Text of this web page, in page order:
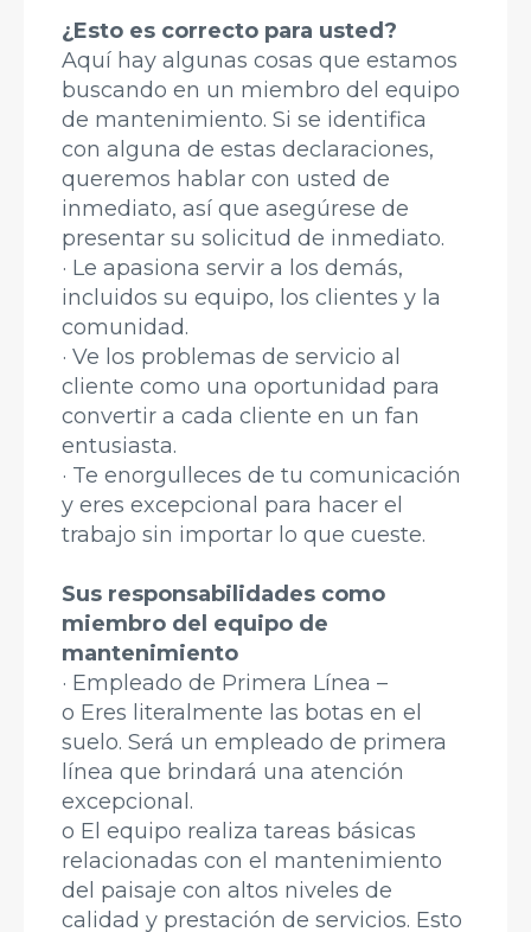
¿Esto es correcto para usted?
Aquí hay algunas cosas que estamos
buscando en un miembro del equipo
de mantenimiento. Si se identifica
con alguna de estas declaraciones,
queremos hablar con usted de
inmediato, así que asegúrese de
presentar su solicitud de inmediato.
· Le apasiona servir a los demás,
incluidos su equipo, los clientes y la
comunidad.
· Ve los problemas de servicio al
cliente como una oportunidad para
convertir a cada cliente en un fan
entusiasta.
· Te enorgulleces de tu comunicación
y eres excepcional para hacer el
trabajo sin importar lo que cueste.
Sus responsabilidades como
miembro del equipo de
mantenimiento
· Empleado de Primera Línea –
o Eres literalmente las botas en el
suelo. Será un empleado de primera
línea que brindará una atención
excepcional.
o El equipo realiza tareas básicas
relacionadas con el mantenimiento
del paisaje con altos niveles de
calidad y prestación de servicios. Esto